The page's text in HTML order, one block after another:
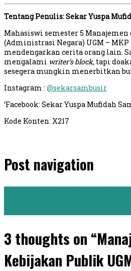
Tentang Penulis: Sekar Yuspa
Mahasiswi semester 5
(Administrasi Negara) UGM – MKP
mendengarkan cerita orang lain.
mengalami writer’s block, tapi
sesegera mungkin menerbitkan
Instagram : @sekarsambusir
‘Facebook: Sekar Yuspa Mufidah
Kode Konten: X217
Post navigation
3 thoughts on
Kebijakan Publik